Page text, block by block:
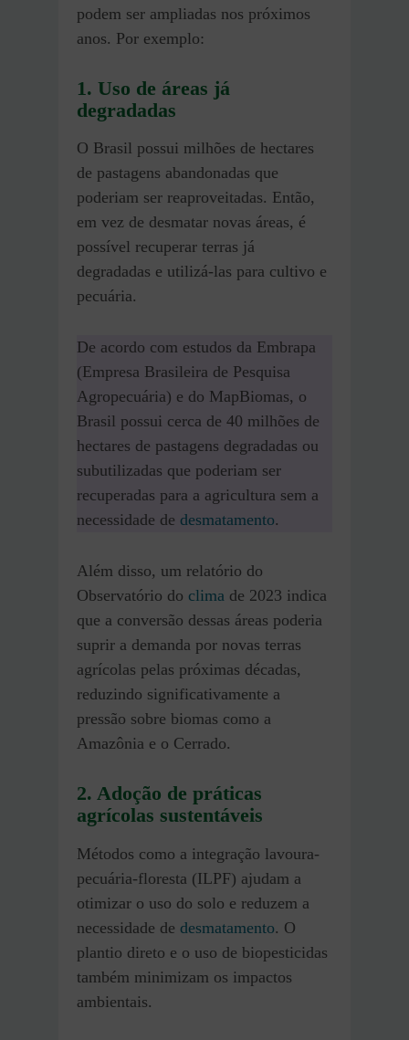
podem ser ampliadas nos próximos
anos. Por exemplo:
1. Uso de áreas já
degradadas
O Brasil possui milhões de hectares
de pastagens abandonadas que
poderiam ser reaproveitadas. Então,
em vez de desmatar novas áreas, é
possível recuperar terras já
degradadas e utilizá-las para cultivo e
pecuária.
De acordo com estudos da Embrapa
(Empresa Brasileira de Pesquisa
Agropecuária) e do MapBiomas, o
Brasil possui cerca de 40 milhões de
hectares de pastagens degradadas ou
subutilizadas que poderiam ser
recuperadas para a agricultura sem a
necessidade de desmatamento.
Além disso, um relatório do
Observatório do clima de 2023 indica
que a conversão dessas áreas poderia
suprir a demanda por novas terras
agrícolas pelas próximas décadas,
reduzindo significativamente a
pressão sobre biomas como a
Amazônia e o Cerrado.
2. Adoção de práticas
agrícolas sustentáveis
Métodos como a integração lavoura-
pecuária-floresta (ILPF) ajudam a
otimizar o uso do solo e reduzem a
necessidade de desmatamento. O
plantio direto e o uso de biopesticidas
também minimizam os impactos
ambientais.